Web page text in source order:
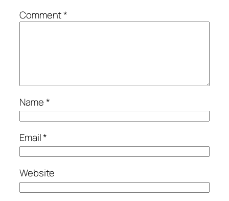
Comment*
Name*
Email*
Website